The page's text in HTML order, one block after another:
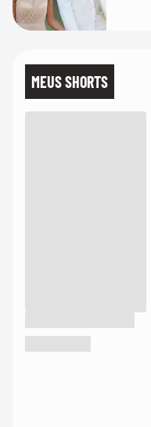
MEUS SHORTS